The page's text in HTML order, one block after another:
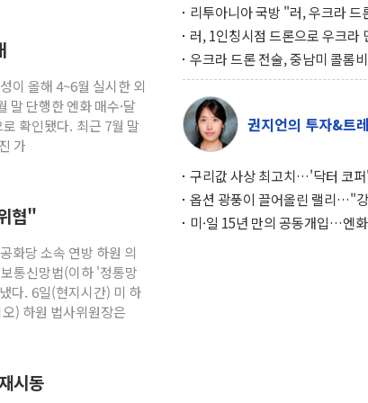
이 올해 4~6월 실시한 외
말 단행한 엔화 매수·달
확인됐다. 최근 7월 말
가
협"
화당 소속 연방 하원 의
통신망법(이하 '정통망
다. 6일(현지시간) 미 하
) 하원 법사위원장은
시동
리투아니아 국방 "러, 우크라 드
로 나토 회원국 공격 검토… 거
작전"
러, 1인칭시점 드론으로 우크라
인 '사파리' 공격… 시민들 공포
대화 전략
우크라 드론 전술, 중남미 콜롬
새 안보 위기… 반군·마약카르
득해 전투 활용
권지언의 투자&트
구리값 사상 최고치…'닥터 코
하는 경기 신호가 달라졌다
옵션 광풍이 끌어올린 랠리…"
이면에 과열 경고등"
미·일 15년 만의 공동개입…엔